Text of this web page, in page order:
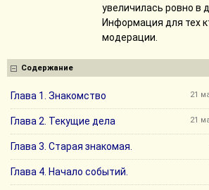
увеличилась ровно в
Информация для тех
модерации.
Содержание
Глава 1. Знакомство 21
Глава 2. Текущие дела 21
Глава 3. Старая знакомая.
Глава 4. Начало событий.